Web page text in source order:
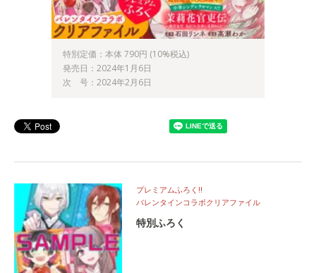
特別定価：本体 790円 (10%税込)
発売日：2024年1月6日
次 号：2024年2月6日
プレミアムふろく!!
バレンタインコラボクリアファイル
特別ふろく